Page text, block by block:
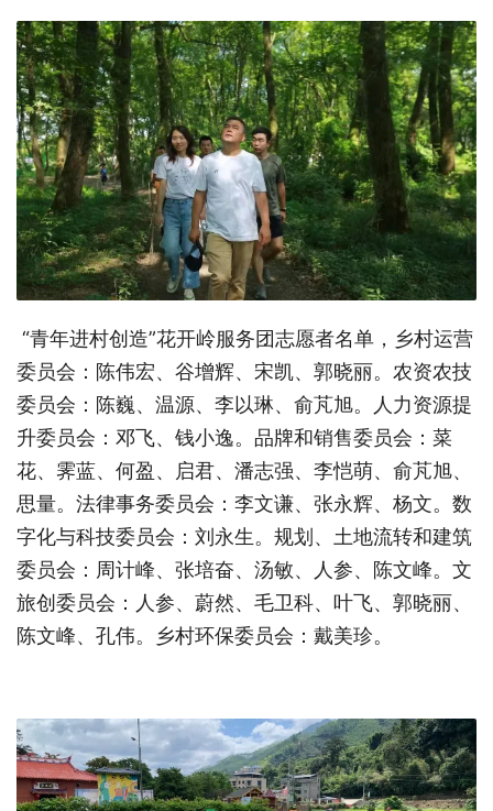
“青年进村创造”花开岭服务团志愿者名单，乡村运营
委员会：陈伟宏、谷增辉、宋凯、郭晓丽。农资农技
委员会：陈巍、温源、李以琳、俞芃旭。人力资源提
升委员会：邓飞、钱小逸。品牌和销售委员会：菜
花、霁蓝、何盈、启君、潘志强、李恺萌、俞芃旭、
思量。法律事务委员会：李文谦、张永辉、杨文。数
字化与科技委员会：刘永生。规划、土地流转和建筑
委员会：周计峰、张培奋、汤敏、人参、陈文峰。文
旅创委员会：人参、蔚然、毛卫科、叶飞、郭晓丽、
陈文峰、孔伟。乡村环保委员会：戴美珍。